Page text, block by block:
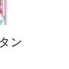
ン